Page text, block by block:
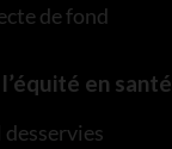
de fond
en santé